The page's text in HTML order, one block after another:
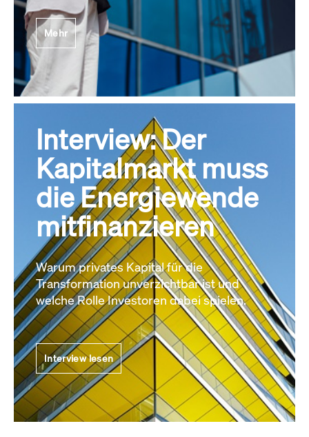
Mehr
Interview: Der
Kapitalmarkt muss
die Energiewende
mitfinanzieren
Warum privates Kapital für die
Transformation unverzichtbar ist und
welche Rolle Investoren dabei spielen.
Interview lesen